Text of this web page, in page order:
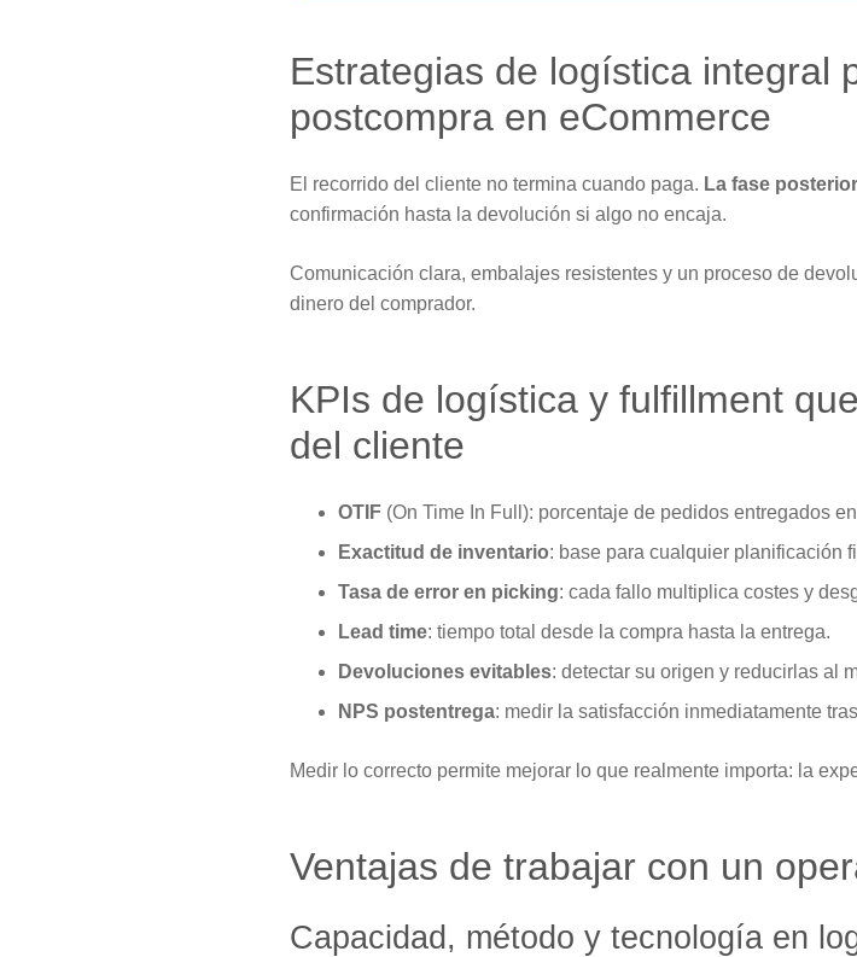
Estrategias de logística integral
postcompra en eCommerce
El recorrido del cliente no termina cuando paga. La fase
confirmación hasta la devolución si algo no encaja.
Comunicación clara, embalajes resistentes y un proceso de
dinero del comprador.
KPIs de logística y fulfillment
del cliente
OTIF (On Time In Full): porcentaje de pedidos entregados
Exactitud de inventario: base para cualquier planificación
Tasa de error en picking: cada fallo multiplica costes y
Lead time: tiempo total desde la compra hasta la entrega.
Devoluciones evitables: detectar su origen y reducirlas al
NPS postentrega: medir la satisfacción inmediatamente
Medir lo correcto permite mejorar lo que realmente importa: la
Ventajas de trabajar con un
Capacidad, método y tecnología en